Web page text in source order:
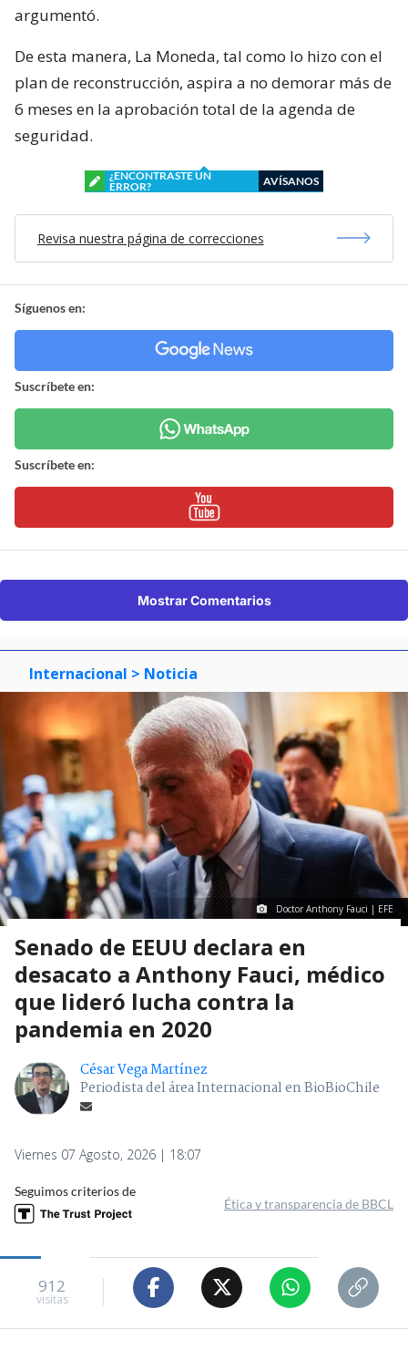
argumentó.
De esta manera, La Moneda, tal como lo hizo con el
plan de reconstrucción, aspira a no demorar más de
6 meses en la aprobación total de la agenda de
seguridad.
¿ENCONTRASTE UN
ERROR?
AVÍSANOS
Revisa nuestra página de correcciones
Síguenos en:
Suscríbete en:
Suscríbete en:
Mostrar Comentarios
Internacional > Noticia
Doctor Anthony Fauci | EFE
Senado de EEUU declara en
desacato a Anthony Fauci, médico
que lideró lucha contra la
pandemia en 2020
César Vega Martínez
Periodista del área Internacional en BioBioChile
Viernes 07 Agosto, 2026 | 18:07
Seguimos criterios de
Ética y transparencia de BBCL
912
visitas